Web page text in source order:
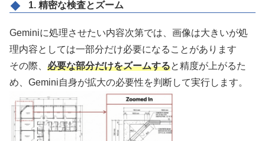
1. 精密な検査とズーム
Geminiに処理させたい内容次第では、画像は大きいが処
理内容としては一部分だけ必要になることがあります
その際、 必要な部分だけをズームすると精度が上がるた
め、Gemini自身が拡大の必要性を判断して実行します。